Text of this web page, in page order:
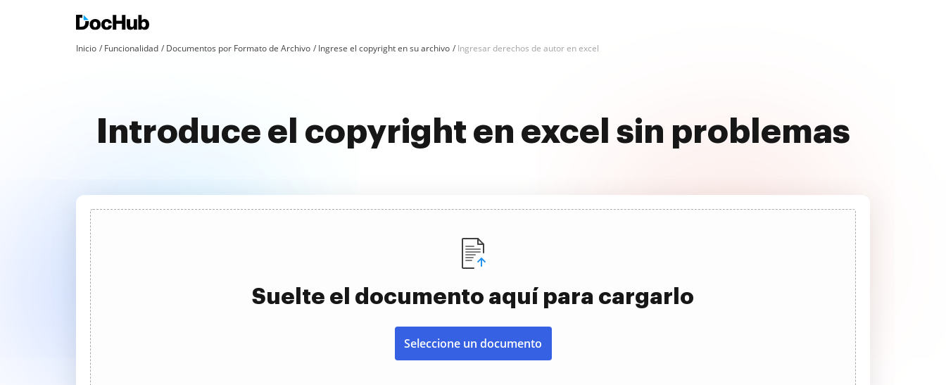
Inicio Funcionalidad Documentos por Formato de Archivo Ingrese el copyright en su archivo Ingresar derechos de autor en excel
Introduce el copyright en excel sin problemas
Suelte el documento aquí para cargarlo
Seleccione un documento